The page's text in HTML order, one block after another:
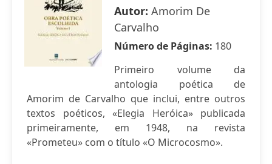
Autor: Amorim De
Carvalho
Número de Páginas: 180
Primeiro volume da
antologia poética de
Amorim de Carvalho que inclui, entre outros
textos poéticos, «Elegia Heróica» publicada
primeiramente, em 1948, na revista
«Prometeu» com o título «O Microcosmo».